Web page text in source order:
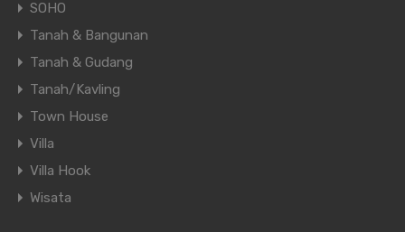
SOHO
Tanah & Bangunan
Tanah & Gudang
Tanah/Kavling
Town House
Villa
Villa Hook
Wisata